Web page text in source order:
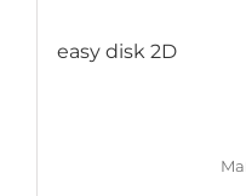
easy disk 2D